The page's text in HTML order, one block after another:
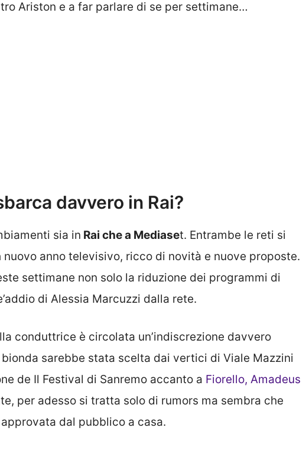
Ariston e a far parlare di se per settimane…
davvero in Rai?
sia in Rai che a Mediaset. Entrambe le reti si
anno televisivo, ricco di novità e nuove proposte.
settimane non solo la riduzione dei programmi di
di Alessia Marcuzzi dalla rete.
conduttrice è circolata un’indiscrezione davvero
sarebbe stata scelta dai vertici di Viale Mazzini
de Il Festival di Sanremo accanto a Fiorello, Amadeus
per adesso si tratta solo di rumors ma sembra che
dal pubblico a casa.